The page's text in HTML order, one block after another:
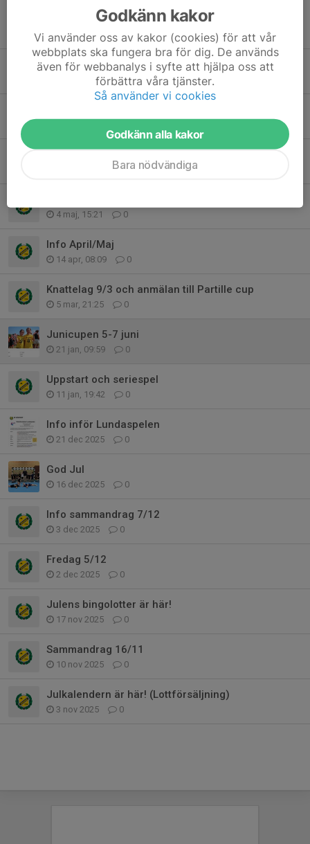
Tidigare nyheter
Partille Cup
17 jun, 21:05 2
0
4 maj, 15:21 0
Info April/Maj
14 apr, 08:09 0
Knattelag 9/3 och anmälan till Partille cup
5 mar, 21:25 0
Junicupen 5-7 juni
21 jan, 09:59 0
Uppstart och seriespel
11 jan, 19:42 0
Info inför Lundaspelen
21 dec 2025 0
God Jul
16 dec 2025 0
Info sammandrag 7/12
3 dec 2025 0
Fredag 5/12
2 dec 2025 0
Julens bingolotter är här!
17 nov 2025 0
Sammandrag 16/11
10 nov 2025 0
Julkalendern är här! (Lottförsäljning)
3 nov 2025 0
Godkänn kakor
Vi använder oss av kakor (cookies) för att vår
webbplats ska fungera bra för dig. De används
även för webbanalys i syfte att hjälpa oss att
förbättra våra tjänster.
Så använder vi cookies
Godkänn alla kakor
Bara nödvändiga